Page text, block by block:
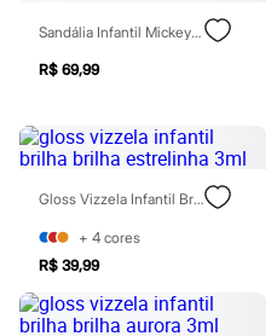
Calcinhas
Cuecas
Meias
Moda praia
Biquínis e Maiôs
Blusas de proteção
Sungas
Personagens
Bluey
Disney
Hello Kitty
Homem Aranha
Minecraft
Sandália Infantil Mickey Cinza
R$ 69,99
Gloss Vizzela Infantil Brilha Brilha Estrelinha 3ml
+ 4 cores
R$ 39,99